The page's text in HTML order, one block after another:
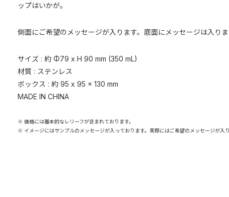
ップはいかが。
側面にご希望のメッセージが入ります。底面にメッセージは入りま
サイズ : 約 Φ79 x H 90 mm (350 mL)
材質 : ステンレス
ボックス : 約 95 x 95 x 130 mm
MADE IN CHINA
※ 価格には基本的なレリーフが含まれております。
※ イメージにはサンプルのメッセージが入っております。実際にはご希望のメッセージが入り